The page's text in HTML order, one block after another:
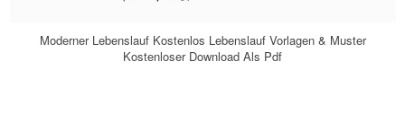
Moderner Lebenslauf Kostenlos Lebenslauf Vorlagen & Muster
Kostenloser Download Als Pdf